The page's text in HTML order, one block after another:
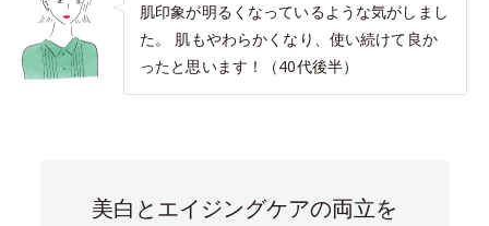
肌印象が明るくなっているような気がしまし
た。 肌もやわらかくなり、使い続けて良か
ったと思います！（40代後半）
美白とエイジングケアの両立を